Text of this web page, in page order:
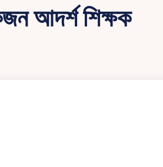
আদর্শ শিক্ষক